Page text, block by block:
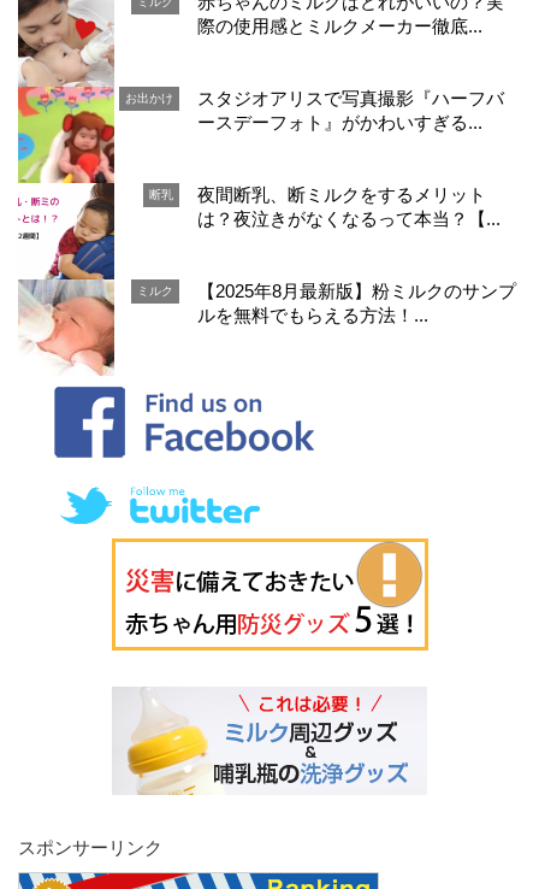
際の使用感とミルクメーカー徹底...
お出かけ
スタジオアリスで写真撮影『ハーフバ
ースデーフォト』がかわいすぎる...
断乳
夜間断乳、断ミルクをするメリット
は？夜泣きがなくなるって本当？【...
ミルク
【2025年8月最新版】粉ミルクのサンプ
ルを無料でもらえる方法！...
スポンサーリンク